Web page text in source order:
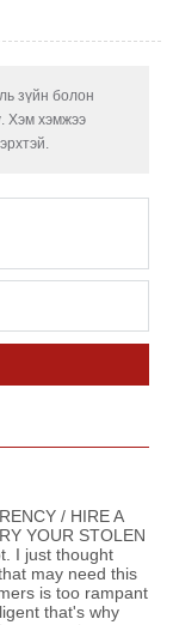
зүйн болон
Хэм хэмжээ
/ HIRE A
YOUR STOLEN
I just thought
may need this
is too rampant
that's why